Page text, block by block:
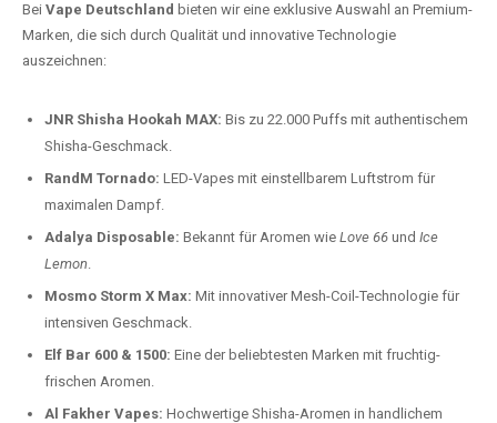
Bei Vape Deutschland bieten wir eine exklusive Auswahl an Premium-
Marken, die sich durch Qualität und innovative Technologie
auszeichnen:
JNR Shisha Hookah MAX: Bis zu 22.000 Puffs mit authentischem
Shisha-Geschmack.
RandM Tornado: LED-Vapes mit einstellbarem Luftstrom für
maximalen Dampf.
Adalya Disposable: Bekannt für Aromen wie Love 66 und Ice
Lemon.
Mosmo Storm X Max: Mit innovativer Mesh-Coil-Technologie für
intensiven Geschmack.
Elf Bar 600 & 1500: Eine der beliebtesten Marken mit fruchtig-
frischen Aromen.
Al Fakher Vapes: Hochwertige Shisha-Aromen in handlichem